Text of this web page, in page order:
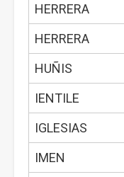
HERRERA
HERRERA
HUÑIS
IENTILE
IGLESIAS
IMEN